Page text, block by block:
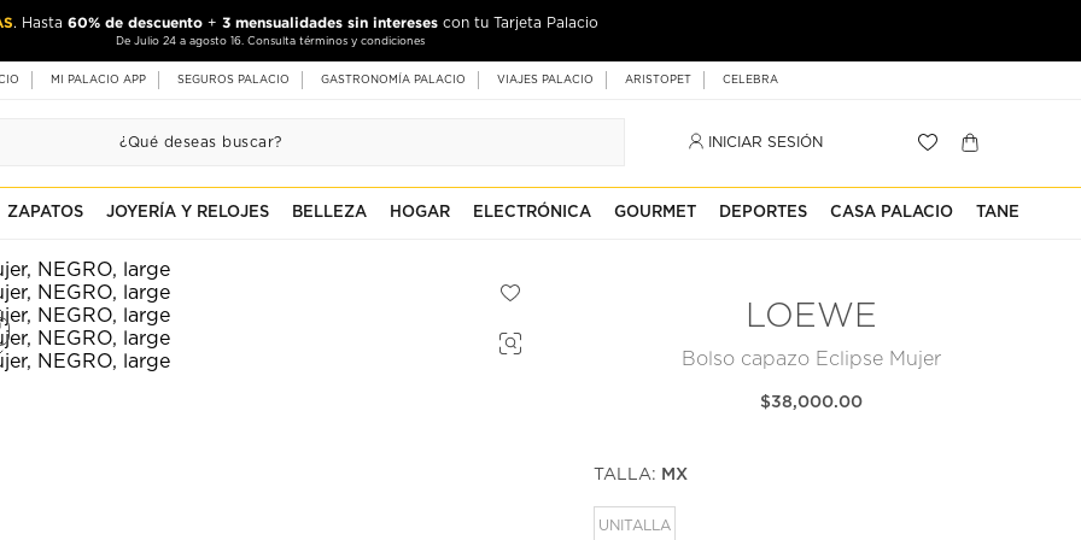
. Hasta 60% de descuento + 3 mensualidades sin intereses con tu Tarjeta Palacio
De Julio 24 a agosto 16. Consulta términos y condiciones
MI PALACIO APP SEGUROS PALACIO GASTRONOMÍA PALACIO VIAJES PALACIO ARISTOPET CELEBRA
INICIAR SESIÓN
ZAPATOS JOYERÍA Y RELOJES BELLEZA HOGAR ELECTRÓNICA GOURMET DEPORTES CASA PALACIO TANE
LOEWE
Bolso capazo Eclipse Mujer
$38,000.00
TALLA: MX
UNITALLA